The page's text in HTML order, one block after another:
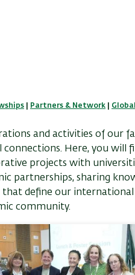
Partners & Network
and activities of our
Here, you will
projects with
partnerships, sharing
define our international
community.